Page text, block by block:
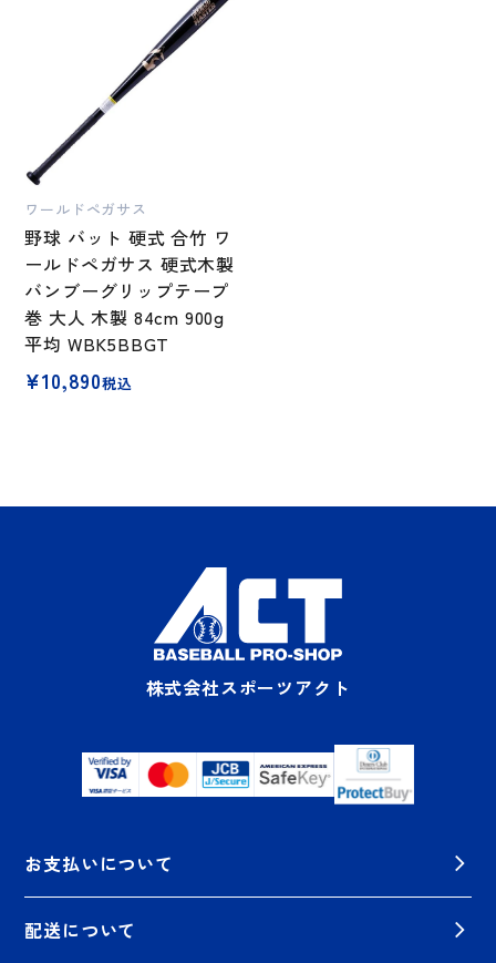
ワールドペガサス
野球 バット 硬式 合竹 ワ
ールドペガサス 硬式木製
バンブーグリップテープ
巻 大人 木製 84cm 900g
平均 WBK5BBGT
¥10,890税込
株式会社スポーツアクト
お支払いについて
配送について